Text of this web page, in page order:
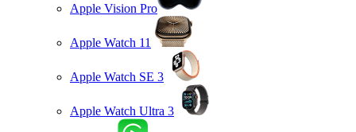
Apple Vision Pro
Apple Watch 11
Apple Watch SE 3
Apple Watch Ultra 3